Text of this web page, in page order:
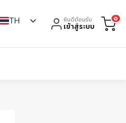
TH ยินดีต้อนรับ
เข้าสู่ระบบ
0